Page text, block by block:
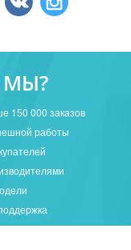
150 000 заказов
работы